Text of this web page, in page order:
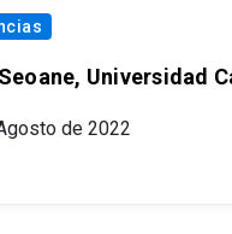
Universidad
de 2022